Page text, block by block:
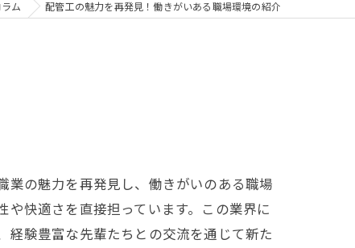
ム 配管工の魅力を再発見！働きがいある職場環境の紹介
業の魅力を再発見し、働きがいのある職場
快適さを直接担っています。この業界に
経験豊富な先輩たちとの交流を通じて新た